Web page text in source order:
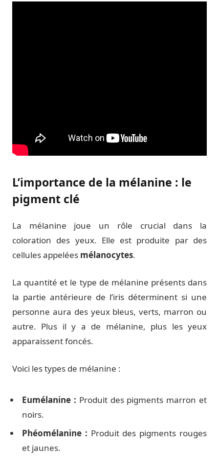
L’importance de la mélanine : le
pigment clé
La mélanine joue un rôle crucial dans la
coloration des yeux. Elle est produite par des
cellules appelées mélanocytes.
La quantité et le type de mélanine présents dans
la partie antérieure de l’iris déterminent si une
personne aura des yeux bleus, verts, marron ou
autre. Plus il y a de mélanine, plus les yeux
apparaissent foncés.
Voici les types de mélanine :
Eumélanine : Produit des pigments marron et
noirs.
Phéomélanine : Produit des pigments rouges
et jaunes.